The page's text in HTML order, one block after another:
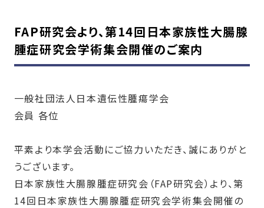
FAP研究会より、第14回日本家族性大腸腺
腫症研究会学術集会開催のご案内
一般社団法人日本遺伝性腫瘍学会
会員 各位
平素より本学会活動にご協力いただき、誠にありがと
うございます。
日本家族性大腸腺腫症研究会（FAP研究会）より、第
14回日本家族性大腸腺腫症研究会学術集会開催の